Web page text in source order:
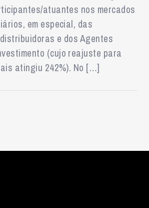
atuantes nos mercados
em especial, das
e dos Agentes
(cujo reajuste para
atingiu 242%). No […]